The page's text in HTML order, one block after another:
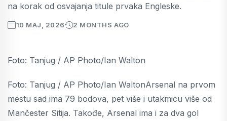
na korak od osvajanja titule prvaka Engleske.
10 MAJ, 2026 2 MONTHS AGO
Foto: Tanjug / AP Photo/Ian Walton
Foto: Tanjug / AP Photo/Ian WaltonArsenal na prvom
mestu sad ima 79 bodova, pet više i utakmicu više od
Mančester Sitija. Takođe, Arsenal ima i za dva gol